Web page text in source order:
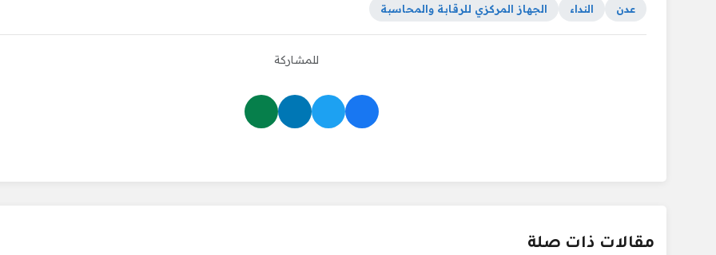
عدن النداء الجهاز المركزي للرقابة والمحاسبة
للمشاركة
مقالات ذات صلة